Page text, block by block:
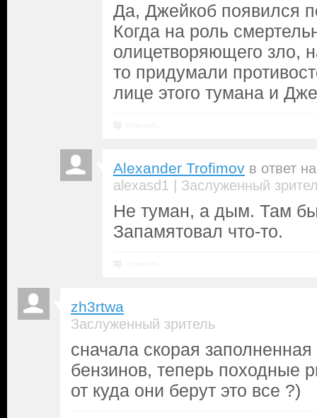
Да, Джейкоб появился
Когда на роль
олицетворяющего зло,
то придумали
лице этого тумана и
Alexander Trofimov в ответ
alexasd1 | Заслуженный
Не туман, а дым. Там
Запамятовал что-то.
zh3rtwa
Заслуженный зритель
сначала скорая заполненная
бензинов, теперь походные
от куда они берут это все ?)